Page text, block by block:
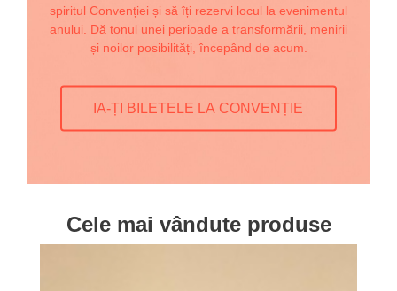
spiritul Convenției și să îți rezervi locul la evenimentul
anului. Dă tonul unei perioade a transformării, menirii
și noilor posibilități, începând de acum.
IA-ȚI BILETELE LA CONVENȚIE
Cele mai vândute produse